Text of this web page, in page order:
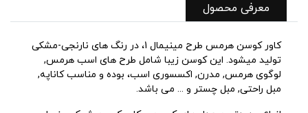
معرفی محصول
کاور کوسن هرمس طرح مینیمال 1، در رنگ های نارنجی-مشکی
تولید میشود. این کوسن زیبا شامل طرح های اسب هرمس,
لوگوی هرمس, مدرن, اکسسوری اسب، بوده و مناسب کاناپه,
مبل راحتی, مبل چستر و ... می باشد.